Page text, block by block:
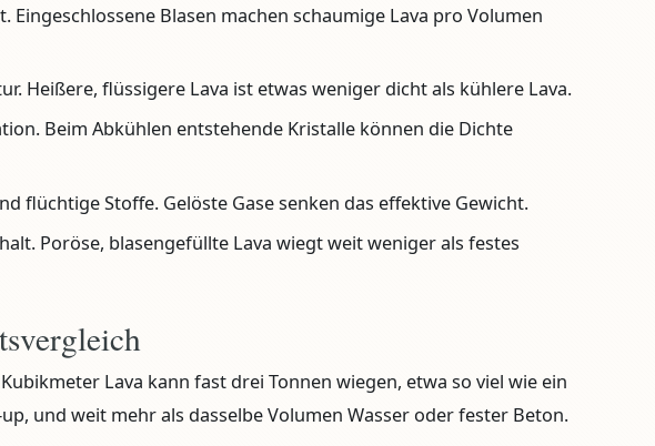
Eingeschlossene Blasen machen schaumige Lava pro Volumen
Heißere, flüssigere Lava ist etwas weniger dicht als kühlere Lava.
Beim Abkühlen entstehende Kristalle können die Dichte
flüchtige Stoffe. Gelöste Gase senken das effektive Gewicht.
Poröse, blasengefüllte Lava wiegt weit weniger als festes
Lava kann fast drei Tonnen wiegen, etwa so viel wie ein
und weit mehr als dasselbe Volumen Wasser oder fester Beton.